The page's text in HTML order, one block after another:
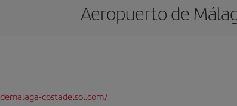
Aeropuerto de
costadelsol.com/